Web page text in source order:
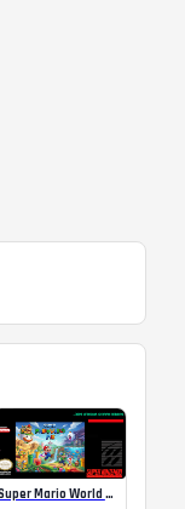
Super Mario World Mix Online